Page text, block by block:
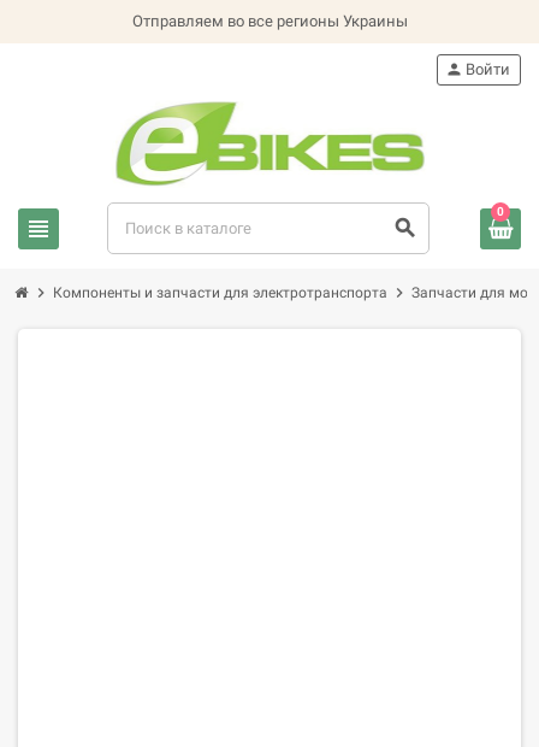
Отправляем во все регионы Украины
view_headline search
person Войти
0
chevron_right Компоненты и запчасти для электротранспорта chevron_right Запчасти для